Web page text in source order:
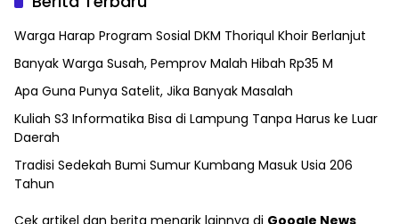
Warga Harap Program Sosial DKM Thoriqul Khoir Berlanjut
Banyak Warga Susah, Pemprov Malah Hibah Rp35 M
Apa Guna Punya Satelit, Jika Banyak Masalah
Kuliah S3 Informatika Bisa di Lampung Tanpa Harus ke Luar
Daerah
Tradisi Sedekah Bumi Sumur Kumbang Masuk Usia 206
Tahun
Cek artikel dan berita menarik lainnya di Google News